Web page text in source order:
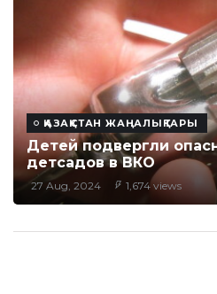
ҚАЗАҚСТАН ЖАҢАЛЫҚТАРЫ
Детей подвергли
детсадов в ВКО
27 Aug, 2024 1,674 views